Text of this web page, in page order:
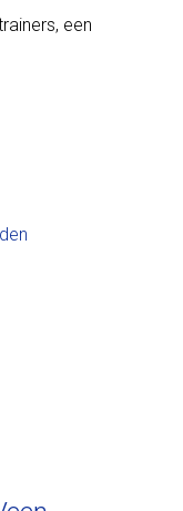
een